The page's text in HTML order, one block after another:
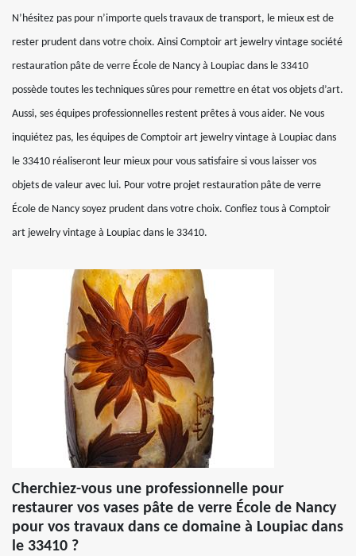
N’hésitez pas pour n’importe quels travaux de transport, le mieux est de
rester prudent dans votre choix. Ainsi Comptoir art jewelry vintage société
restauration pâte de verre École de Nancy à Loupiac dans le 33410
possède toutes les techniques sûres pour remettre en état vos objets d’art.
Aussi, ses équipes professionnelles restent prêtes à vous aider. Ne vous
inquiétez pas, les équipes de Comptoir art jewelry vintage à Loupiac dans
le 33410 réaliseront leur mieux pour vous satisfaire si vous laisser vos
objets de valeur avec lui. Pour votre projet restauration pâte de verre
École de Nancy soyez prudent dans votre choix. Confiez tous à Comptoir
art jewelry vintage à Loupiac dans le 33410.
Cherchiez-vous une professionnelle pour
restaurer vos vases pâte de verre École de Nancy
pour vos travaux dans ce domaine à Loupiac dans
le 33410 ?